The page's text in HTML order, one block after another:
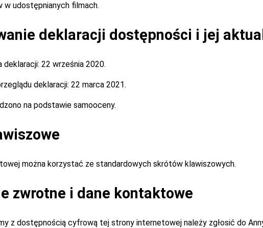
w udostępnianych filmach.
deklaracji dostępności i jej
deklaracji: 22 września 2020.
deklaracji: 22 marca 2021.
na podstawie samooceny.
można korzystać ze standardowych skrótów klawiszowych.
zwrotne i dane kontaktowe
z dostępnością cyfrową tej strony internetowej należy zgłosić do